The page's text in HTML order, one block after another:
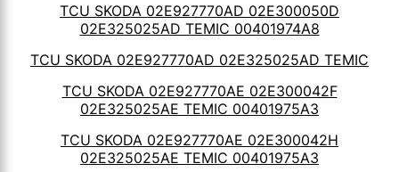
TCU SKODA 02E927770AD 02E300050D
02E325025AD TEMIC 00401974A8
TCU SKODA 02E927770AD 02E325025AD TEMIC
TCU SKODA 02E927770AE 02E300042F
02E325025AE TEMIC 00401975A3
TCU SKODA 02E927770AE 02E300042H
02E325025AE TEMIC 00401975A3